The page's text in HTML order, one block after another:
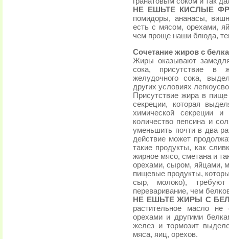
НЕ ЕШЬТЕ КИСЛЫЕ
помидоры, ананасы,
есть с мясом, орехами,
чем проще наши блюда,
Сочетание жиров с
Жиры оказывают
сока, присутствие в
желудочного сока,
других условиях
Присутствие жира в
секреции, которая
химической секреции и
количество пепсина и
уменьшить почти в два
действие может
такие продукты, как
жирное мясо, сметана и
орехами, сыром, яйцами,
пищевые продукты,
сыр, молоко), требуют
переваривание, чем
НЕ ЕШЬТЕ ЖИРЫ С
растительное масло
орехами и другими
желез и тормозит
мяса, яиц, орехов.